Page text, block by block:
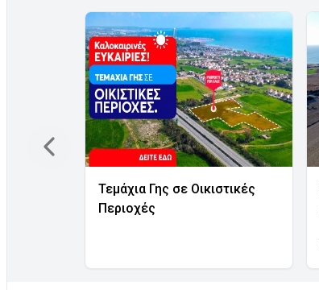
Τεμάχια Γης σε Οικιστικές
Περιοχές